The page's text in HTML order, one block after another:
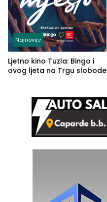
Najnovije
Ljetno kino Tuzla: Bingo i
ovog ljeta na Trgu slobode